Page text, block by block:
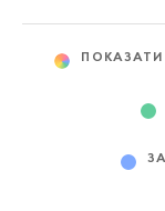
ПОКАЗАТИ